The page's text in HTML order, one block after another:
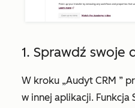
1. Sprawdź swoje
W kroku „Audyt CRM ”
w innej aplikacji. Funkcja